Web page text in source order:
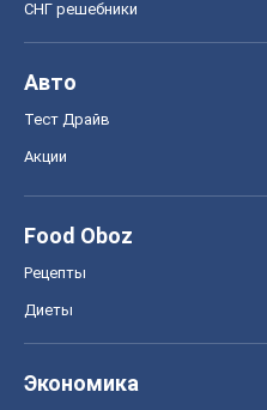
СНГ решебники
Авто
Тест Драйв
Акции
Food Oboz
Рецепты
Диеты
Экономика